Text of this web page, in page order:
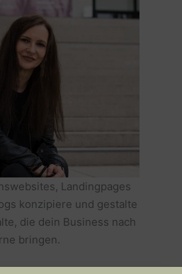
Landingpages
konzipiere und gestalte
die dein Business nach
bringen.